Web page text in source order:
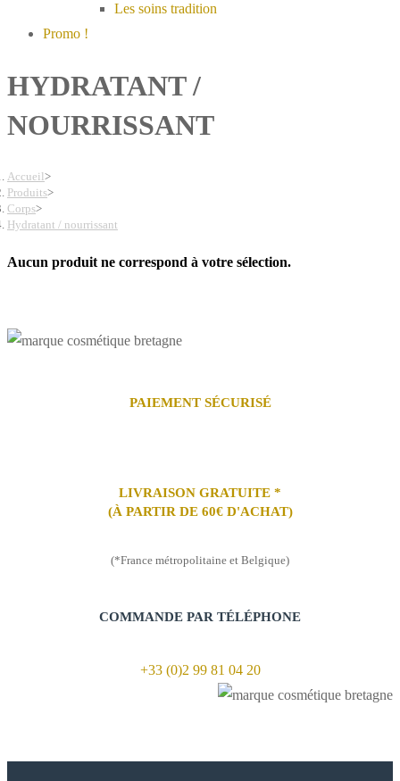
Les soins tradition
Promo !
HYDRATANT /
NOURRISSANT
Accueil>
Produits>
Corps>
Hydratant / nourrissant
Aucun produit ne correspond à votre sélection.
PAIEMENT SÉCURISÉ
LIVRAISON GRATUITE *
(À PARTIR DE 60€ D'ACHAT)
(*France métropolitaine et Belgique)
COMMANDE PAR TÉLÉPHONE
+33 (0)2 99 81 04 20